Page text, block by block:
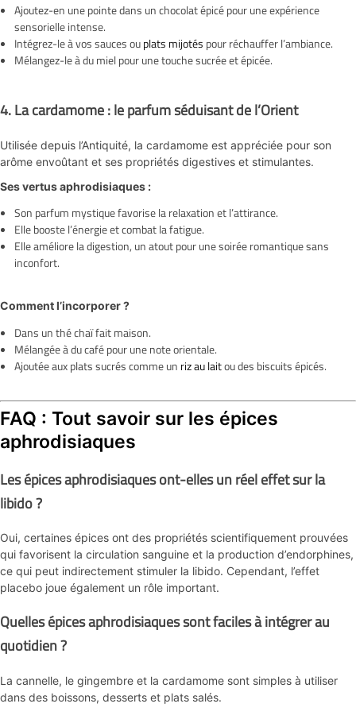
Ajoutez-en une pointe dans un chocolat épicé pour une expérience
sensorielle intense.
Intégrez-le à vos sauces ouplats mijotés pour réchauffer l’ambiance.
Mélangez-le à du miel pour une touche sucrée et épicée.
4.La cardamome : le parfum séduisant de l’Orient
Utilisée depuis l’Antiquité, la cardamome est appréciée pour son
arôme envoûtant et ses propriétés digestives et stimulantes.
Ses vertus aphrodisiaques :
Son parfum mystique favorise la relaxation et l’attirance.
Elle booste l’énergie et combat la fatigue.
Elle améliore la digestion, un atout pour une soirée romantique sans
inconfort.
Comment l’incorporer ?
Dans un thé chaï fait maison.
Mélangée à du café pour une note orientale.
Ajoutée aux plats sucrés comme un riz au laitou des biscuits épicés.
FAQ : Tout savoir sur les épices
aphrodisiaques
Les épices aphrodisiaques ont-elles un réel effet sur la
libido ?
Oui, certaines épices ont des propriétés scientifiquement prouvées
qui favorisent la circulation sanguine et la production d’endorphines,
ce qui peut indirectement stimuler la libido. Cependant, l’effet
placebo joue également un rôle important.
Quelles épices aphrodisiaques sont faciles à intégrer au
quotidien ?
La cannelle, le gingembre et la cardamome sont simples à utiliser
dans des boissons, desserts et plats salés.